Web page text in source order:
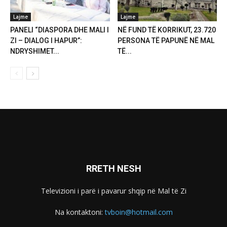
Lajme
PANELI “DIASPORA DHE MALI I
ZI – DIALOG I HAPUR”:
NDRYSHIMET...
Lajme
NË FUND TË KORRIKUT, 23.720
PERSONA TË PAPUNË NË MAL
TË...
RRETH NESH
Televizioni i parë i pavarur shqip në Mal të Zi
Na kontaktoni:tvboin@hotmail.com